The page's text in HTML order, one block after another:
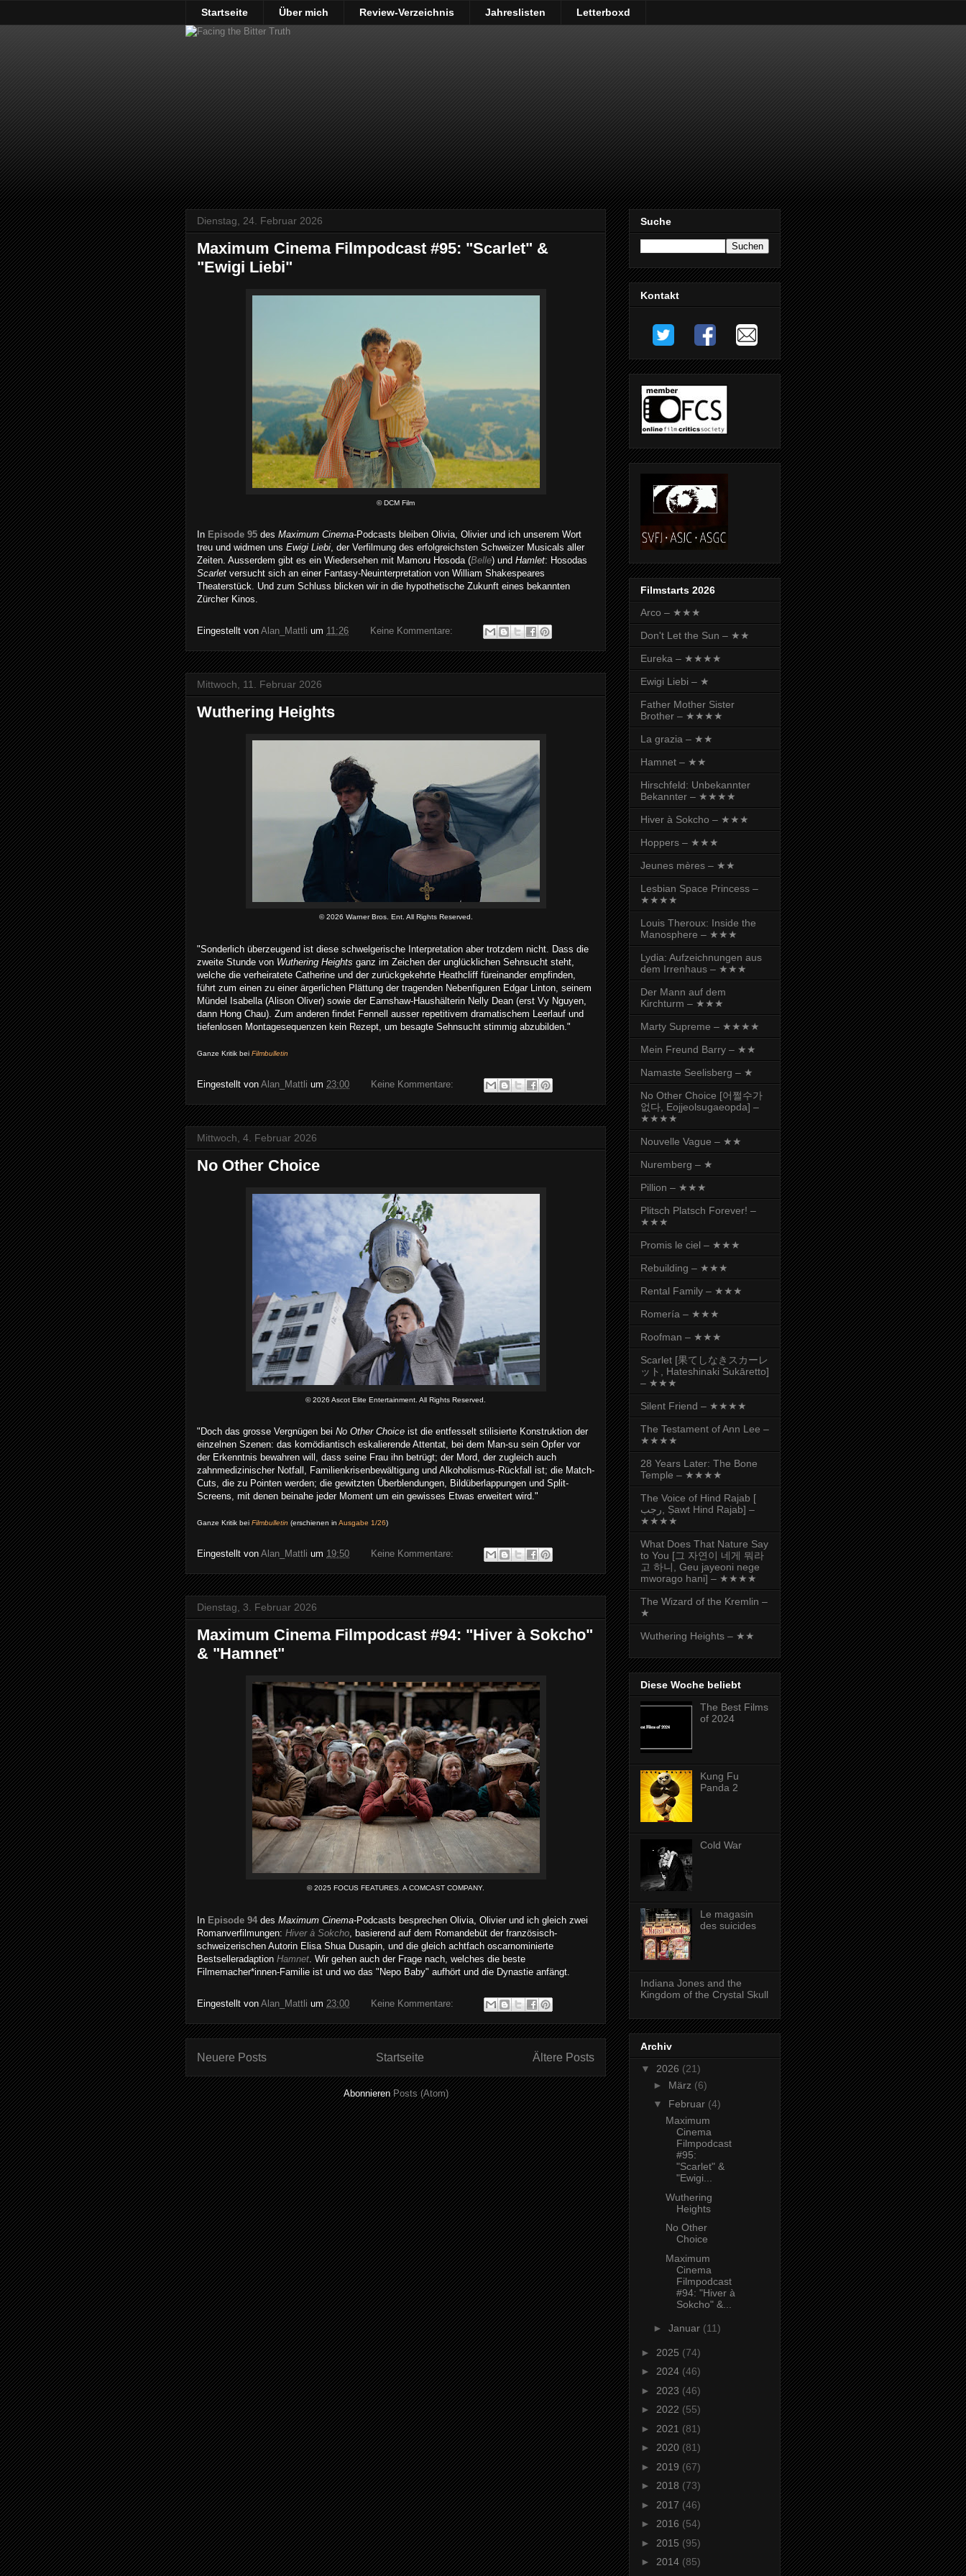
Startseite Über mich Review-Verzeichnis Jahreslisten Letterboxd
Dienstag, 24. Februar 2026
Maximum Cinema Filmpodcast #95: "Scarlet" &
"Ewigi Liebi"
© DCM Film
In Episode 95 des Maximum Cinema-Podcasts bleiben Olivia, Olivier und ich unserem Wort
treu und widmen uns Ewigi Liebi, der Verfilmung des erfolgreichsten Schweizer Musicals aller
Zeiten. Ausserdem gibt es ein Wiedersehen mit Mamoru Hosoda (Belle) und Hamlet: Hosodas
Scarlet versucht sich an einer Fantasy-Neuinterpretation von William Shakespeares
Theaterstück. Und zum Schluss blicken wir in die hypothetische Zukunft eines bekannten
Zürcher Kinos.
Eingestellt von Alan_Mattli um 11:26 Keine Kommentare:
Mittwoch, 11. Februar 2026
Wuthering Heights
© 2026 Warner Bros. Ent. All Rights Reserved.
"Sonderlich überzeugend ist diese schwelgerische Interpretation aber trotzdem nicht. Dass die
zweite Stunde von Wuthering Heights ganz im Zeichen der unglücklichen Sehnsucht steht,
welche die verheiratete Catherine und der zurückgekehrte Heathcliff füreinander empfinden,
führt zum einen zu einer ärgerlichen Plättung der tragenden Nebenfiguren Edgar Linton, seinem
Mündel Isabella (Alison Oliver) sowie der Earnshaw-Haushälterin Nelly Dean (erst Vy Nguyen,
dann Hong Chau). Zum anderen findet Fennell ausser repetitivem dramatischem Leerlauf und
tiefenlosen Montagesequenzen kein Rezept, um besagte Sehnsucht stimmig abzubilden."
Ganze Kritik bei Filmbulletin
Eingestellt von Alan_Mattli um 23:00 Keine Kommentare:
Mittwoch, 4. Februar 2026
No Other Choice
© 2026 Ascot Elite Entertainment. All Rights Reserved.
"Doch das grosse Vergnügen bei No Other Choice ist die entfesselt stilisierte Konstruktion der
einzelnen Szenen: das komödiantisch eskalierende Attentat, bei dem Man-su sein Opfer vor
der Erkenntnis bewahren will, dass seine Frau ihn betrügt; der Mord, der zugleich auch
zahnmedizinischer Notfall, Familienkrisenbewältigung und Alkoholismus-Rückfall ist; die Match-
Cuts, die zu Pointen werden; die gewitzten Überblendungen, Bildüberlappungen und Split-
Screens, mit denen beinahe jeder Moment um ein gewisses Etwas erweitert wird."
Ganze Kritik bei Filmbulletin (erschienen in Ausgabe 1/26)
Eingestellt von Alan_Mattli um 19:50 Keine Kommentare:
Dienstag, 3. Februar 2026
Maximum Cinema Filmpodcast #94: "Hiver à Sokcho"
& "Hamnet"
© 2025 FOCUS FEATURES. A COMCAST COMPANY.
In Episode 94 des Maximum Cinema-Podcasts besprechen Olivia, Olivier und ich gleich zwei
Romanverfilmungen: Hiver à Sokcho , basierend auf dem Romandebüt der französisch-
schweizerischen Autorin Elisa Shua Dusapin, und die gleich achtfach oscarnominierte
Bestselleradaption Hamnet . Wir gehen auch der Frage nach, welches die beste
Filmemacher*innen-Familie ist und wo das "Nepo Baby" aufhört und die Dynastie anfängt.
Eingestellt von Alan_Mattli um 23:00 Keine Kommentare:
Neuere Posts Ältere Posts
Startseite
AbonnierenPosts (Atom)
Suche
Kontakt
Filmstarts 2026
Arco – ★★★
Don't Let the Sun – ★★
Eureka – ★★★★
Ewigi Liebi – ★
Father Mother Sister
Brother – ★★★★
La grazia – ★★
Hamnet – ★★
Hirschfeld: Unbekannter
Bekannter – ★★★★
Hiver à Sokcho – ★★★
Hoppers – ★★★
Jeunes mères – ★★
Lesbian Space Princess –
★★★★
Louis Theroux: Inside the
Manosphere – ★★★
Lydia: Aufzeichnungen aus
dem Irrenhaus – ★★★
Der Mann auf dem
Kirchturm – ★★★
Marty Supreme – ★★★★
Mein Freund Barry – ★★
Namaste Seelisberg – ★
No Other Choice [어쩔수가
없다, Eojjeolsugaeopda] –
★★★★
Nouvelle Vague – ★★
Nuremberg – ★
Pillion – ★★★
Plitsch Platsch Forever! –
★★★
Promis le ciel – ★★★
Rebuilding – ★★★
Rental Family – ★★★
Romería – ★★★
Roofman – ★★★
Scarlet [果てしなきスカーレ
ット, Hateshinaki Sukāretto]
– ★★★
Silent Friend – ★★★★
The Testament of Ann Lee –
★★★★
28 Years Later: The Bone
Temple – ★★★★
The Voice of Hind Rajab [
رجب, Ṣawt Hind Rajab] –
★★★★
What Does That Nature Say
to You [그 자연이 네게 뭐라
고 하니, Geu jayeoni nege
mworago hani] – ★★★★
The Wizard of the Kremlin –
★
Wuthering Heights – ★★
Diese Woche beliebt
The Best Films
of 2024
Kung Fu
Panda 2
Cold War
Le magasin
des suicides
Indiana Jones and the
Kingdom of the Crystal Skull
Archiv
▼ 2026 (21)
► März (6)
▼ Februar (4)
Maximum
Cinema
Filmpodcast
#95:
"Scarlet" &
"Ewigi...
Wuthering
Heights
No Other
Choice
Maximum
Cinema
Filmpodcast
#94: "Hiver à
Sokcho" &...
► Januar (11)
► 2025 (74)
► 2024 (46)
► 2023 (46)
► 2022 (55)
► 2021 (81)
► 2020 (81)
► 2019 (67)
► 2018 (73)
► 2017 (46)
► 2016 (54)
► 2015 (95)
► 2014 (85)